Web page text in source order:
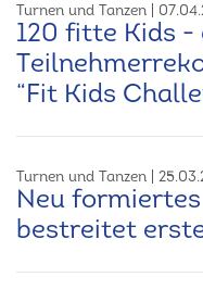
Turnen und Tanzen
120 fitte Kids -
“Fit Kids
Turnen und Tanzen
Neu
bestreitet